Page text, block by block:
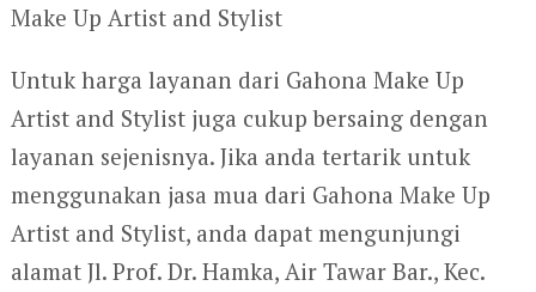
Make Up Artist and Stylist
Untuk harga layanan dari Gahona Make Up
Artist and Stylist juga cukup bersaing dengan
layanan sejenisnya. Jika anda tertarik untuk
menggunakan jasa mua dari Gahona Make Up
Artist and Stylist, anda dapat mengunjungi
alamat Jl. Prof. Dr. Hamka, Air Tawar Bar., Kec.